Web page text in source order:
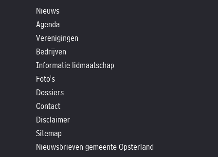
Nieuws
Agenda
Verenigingen
Bedrijven
Informatie lidmaatschap
Foto's
Dossiers
Contact
Disclaimer
Sitemap
Nieuwsbrieven gemeente Opsterland
Historische
verhalen
Dossiers
Contact
Nieuwsbrieven
gemeente
Opsterland